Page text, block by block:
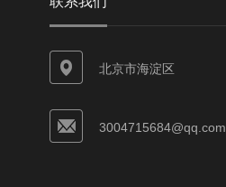
北京市海淀区
3004715684@qq.com